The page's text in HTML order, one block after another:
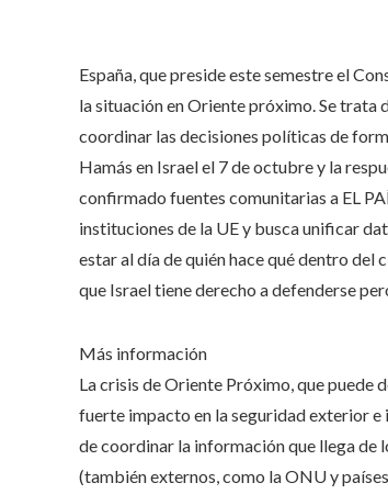
España, que preside este semestre el
la situación en Oriente próximo. Se
coordinar las decisiones políticas de
Hamás en Israel el 7 de octubre y la
confirmado fuentes comunitarias a EL
instituciones de la UE y busca unificar
estar al día de quién hace qué dentro
que Israel tiene derecho a defenderse
Más información
La crisis de Oriente Próximo, que puede
fuerte impacto en la seguridad exterior e
de coordinar la información que llega de
(también externos, como la ONU y